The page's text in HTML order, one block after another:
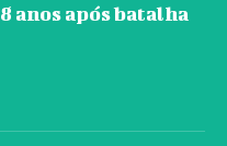
anos após batalha